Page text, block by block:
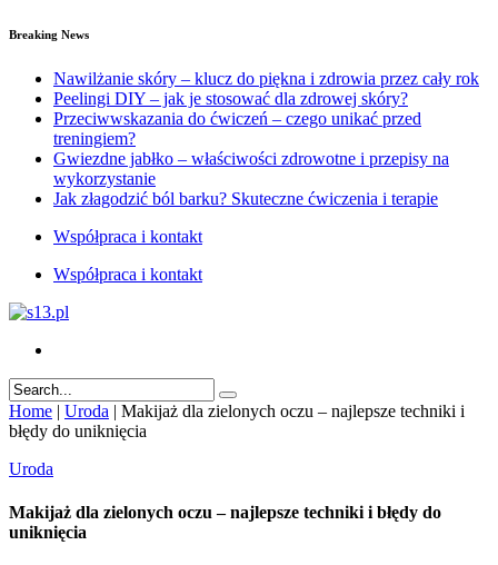
Breaking News
Nawilżanie skóry – klucz do piękna i zdrowia przez cały rok
Peelingi DIY – jak je stosować dla zdrowej skóry?
Przeciwwskazania do ćwiczeń – czego unikać przed
treningiem?
Gwiezdne jabłko – właściwości zdrowotne i przepisy na
wykorzystanie
Jak złagodzić ból barku? Skuteczne ćwiczenia i terapie
Współpraca i kontakt
Współpraca i kontakt
Home | Uroda | Makijaż dla zielonych oczu – najlepsze techniki i
błędy do uniknięcia
Uroda
Makijaż dla zielonych oczu – najlepsze techniki i błędy do
uniknięcia